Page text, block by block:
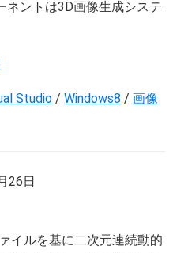
ネントは3D画像生成システ
Studio / Windows8 / 画像
26日
イルを基に二次元連続動的